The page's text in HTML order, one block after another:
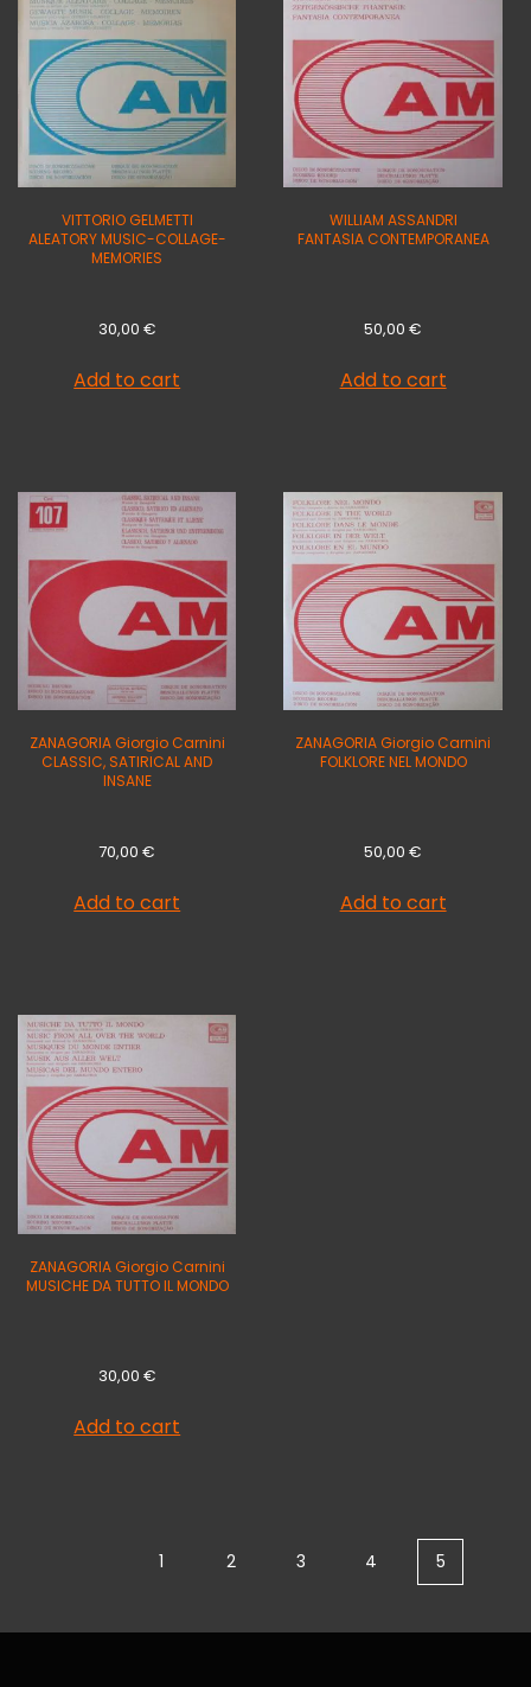
VITTORIO GELMETTI
ALEATORY MUSIC-COLLAGE-
MEMORIES
30,00 €
Add to cart
WILLIAM ASSANDRI
FANTASIA CONTEMPORANEA
50,00€
Add to cart
ZANAGORIA Giorgio Carnini
CLASSIC, SATIRICAL AND
INSANE
70,00€
Add to cart
ZANAGORIA Giorgio Carnini
FOLKLORE NEL MONDO
50,00€
Add to cart
ZANAGORIA Giorgio Carnini
MUSICHE DA TUTTO IL MONDO
30,00 €
Add to cart
1 2 3 4 5